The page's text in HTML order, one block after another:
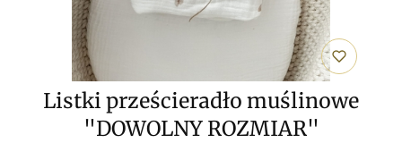
Listki prześcieradło muślinowe
"DOWOLNY ROZMIAR"